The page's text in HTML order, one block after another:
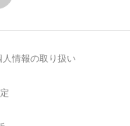
人情報の取り扱い